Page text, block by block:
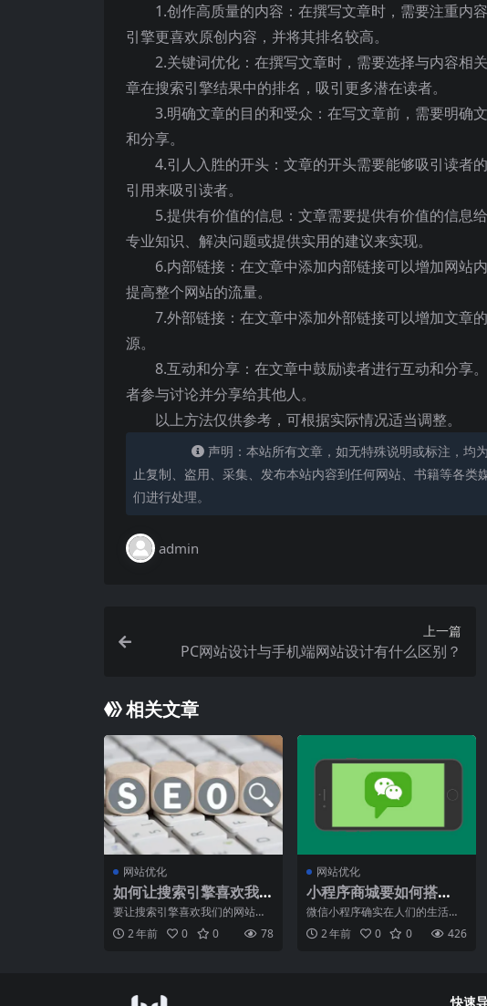
1.创作高质量的内容：在撰写文章时，需要注重内
引擎更喜欢原创内容，并将其排名较高。
2.关键词优化：在撰写文章时，需要选择与内容相
章在搜索引擎结果中的排名，吸引更多潜在读者。
3.明确文章的目的和受众：在写文章前，需要明确
和分享。
4.引人入胜的开头：文章的开头需要能够吸引读者
引用来吸引读者。
5.提供有价值的信息：文章需要提供有价值的信息
专业知识、解决问题或提供实用的建议来实现。
6.内部链接：在文章中添加内部链接可以增加网站
提高整个网站的流量。
7.外部链接：在文章中添加外部链接可以增加文章
源。
8.互动和分享：在文章中鼓励读者进行互动和分享
者参与讨论并分享给其他人。
以上方法仅供参考，可根据实际情况适当调整。
声明：本站所有文章，如无特殊说明或标注，均
止复制、盗用、采集、发布本站内容到任何网站、书籍等各
们进行处理。
admin
上一篇
PC网站设计与手机端网站设计有什么区别？
相关文章
网站优化
如何让搜索引擎喜欢我
们的网站？
要让搜索引擎喜欢我们的网站，
我们需要进行一系列的优化和改
进。以下是一些关键的步骤
2 年前 0 0 78
网站优化
小程序商城要如何搭
建？
微信小程序确实在人们的生活中
扮演着越来越重要的角色。作为
一种便捷的应用程序，微信
2 年前 0 0 426
快速